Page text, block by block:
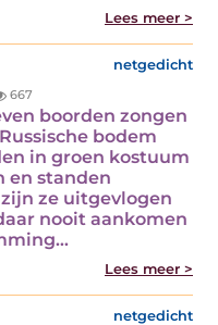
Lees meer >
netgedicht
667
boorden zongen
bodem
in groen kostuum
en standen
ze uitgevlogen
nooit aankomen
Lees meer >
netgedicht